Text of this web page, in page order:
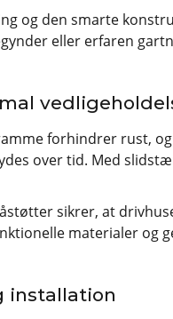
og den smarte
eller erfaren
forhindrer rust,
over tid. Med
sikrer, at
materialer og
installation